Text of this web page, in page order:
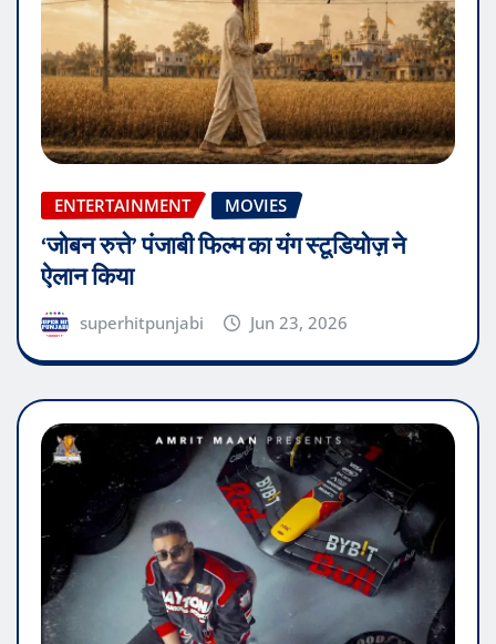
ENTERTAINMENT MOVIES
‘जोबन रुत्ते’ पंजाबी फिल्म का यंग स्टूडियोज़ ने
ऐलान किया
superhitpunjabi Jun 23, 2026